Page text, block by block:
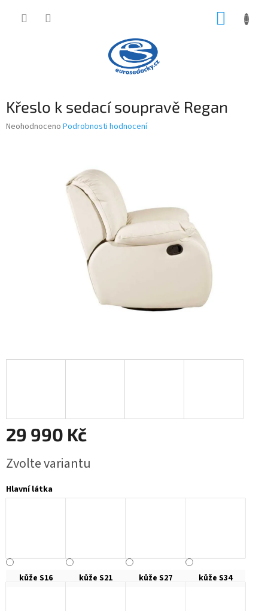
Křeslo k sedací soupravě Regan
Průměrné
Neohodnoceno Podrobnosti hodnocení
29 990 Kč
cena:
Zvolte variantu
Hlavní látka
kůže S16 kůže S21 kůže S27 kůže S34